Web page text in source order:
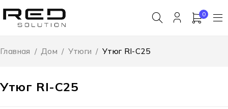
0
Утюг RI-C25
Главная / Дом / Утюги / Утюг RI-C25